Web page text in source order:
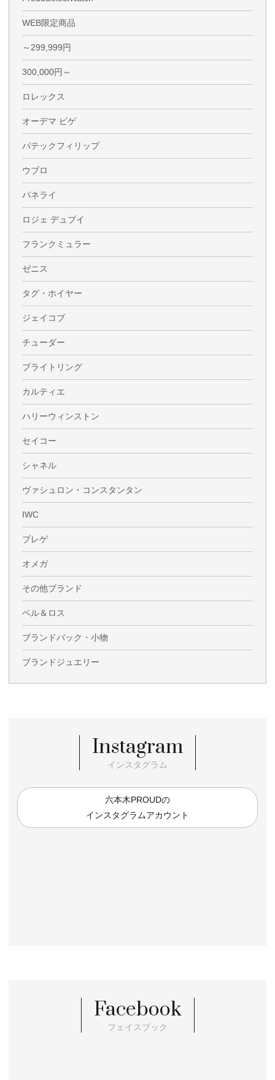
WEB限定商品
～299,999円
300,000円～
ロレックス
オーデマ ピゲ
パテックフィリップ
ウブロ
パネライ
ロジェ デュブイ
フランクミュラー
ゼニス
タグ・ホイヤー
ジェイコブ
チューダー
ブライトリング
カルティエ
ハリーウィンストン
セイコー
シャネル
ヴァシュロン・コンスタンタン
IWC
ブレゲ
オメガ
その他ブランド
ベル＆ロス
ブランドバック・小物
ブランドジュエリー
Instagram
インスタグラム
六本木PROUDの
インスタグラムアカウント
Facebook
フェイスブック